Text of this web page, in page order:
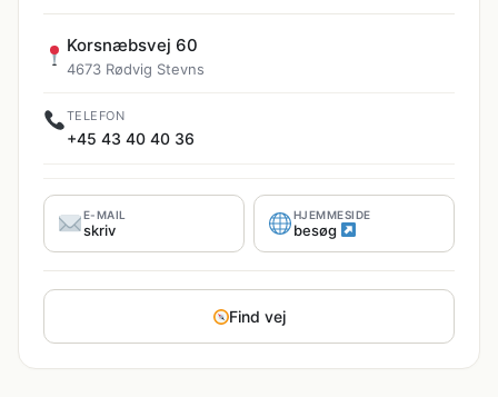
Korsnæbsvej 60
4673 Rødvig Stevns
TELEFON
+45 43 40 40 36
E-MAIL
skriv
HJEMMESIDE
besøg
Find vej